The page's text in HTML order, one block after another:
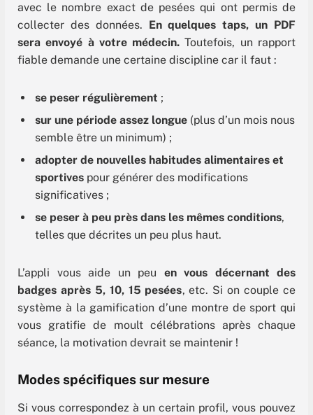
avec le nombre exact de pesées qui ont permis de
collecter des données. En quelques taps, un PDF
sera envoyé à votre médecin.Toutefois, un rapport
fiable demande une certaine discipline car il faut :
se peser régulièrement ;
sur une période assez longue (plus d’un mois nous
semble être un minimum) ;
adopter de nouvelles habitudes alimentaires et
sportives pour générer des modifications
significatives ;
se peser à peu près dans les mêmes conditions,
telles que décrites un peu plus haut.
L’appli vous aide un peu en vous décernant des
badges après 5, 10, 15 pesées, etc. Si on couple ce
système à la gamification d’une montre de sport qui
vous gratifie de moult célébrations après chaque
séance, la motivation devrait se maintenir !
Modes spécifiques sur mesure
Si vous correspondez à un certain profil, vous pouvez